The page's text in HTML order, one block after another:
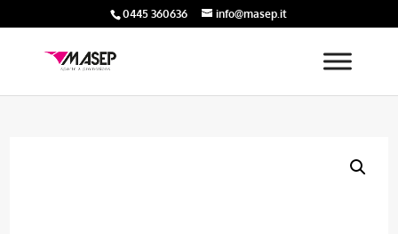
0445 360636 info@masep.it